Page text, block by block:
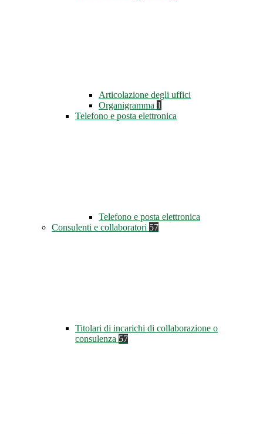
Articolazione degli uffici
Organigramma 1
Telefono e posta elettronica
Telefono e posta elettronica
Consulenti e collaboratori 57
Titolari di incarichi di collaborazione o
consulenza 57